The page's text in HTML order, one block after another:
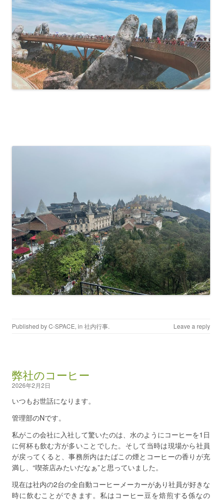
Published byC-SPACE, in 社内行事. Leave a reply
弊社のコーヒー
2026年2月2日
いつもお世話になります。
管理部のNです。
私がこの会社に入社して驚いたのは、水のようにコーヒーを1日
に何杯も飲む方が多いことでした。そして当時は現場から社員
が戻ってくると、事務所内はたばこの煙とコーヒーの香りが充
満し、“喫茶店みたいだなぁ”と思っていました。
現在は社内の2台の全自動コーヒーメーカーがあり社員が好きな
時に飲むことができます。私はコーヒー豆を焙煎する係なの